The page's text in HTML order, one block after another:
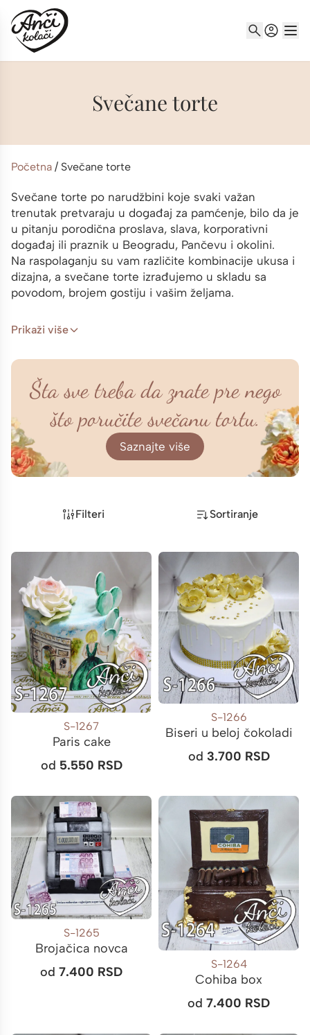
Svečane torte
Početna / Svečane torte
Svečane torte po narudžbini koje svaki važan
trenutak pretvaraju u događaj za pamćenje, bilo da je
u pitanju porodična proslava, slava, korporativni
događaj ili praznik u Beogradu, Pančevu i okolini.
Na raspolaganju su vam različite kombinacije ukusa i
dizajna, a svečane torte izrađujemo u skladu sa
povodom, brojem gostiju i vašim željama.
Prikaži više
Šta sve treba da znate pre nego
što poručite svečanu tortu.
Saznajte više
Filteri Sortiranje
S-1267
Paris cake
od 5.550 RSD
S-1266
Biseri u beloj čokoladi
od 3.700 RSD
S-1265
Brojačica novca
od 7.400 RSD
S-1264
Cohiba box
od 7.400 RSD